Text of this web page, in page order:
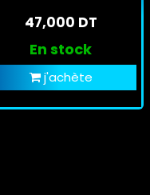
47,000 DT
En stock
j'achète